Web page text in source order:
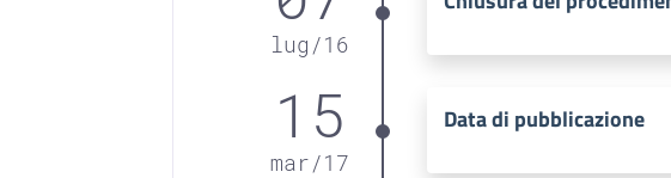
lug /16
15
mar/17
Data di pubblicazione